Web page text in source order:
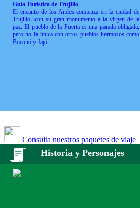
Guía Turística de Trujillo
El encanto de los Andes comienza en la ciudad de
Trujillo, con su gran monumento a la virgen de la
paz. El pueblo de la Puerta es una parada obligada,
pero no la única con otros pueblos hermosos como
Boconó y Jajó.
Consulta nuestros paquetes de viaje
Historia y Personajes